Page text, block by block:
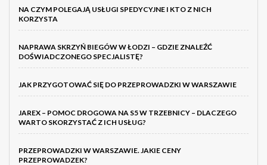
NA CZYM POLEGAJĄ USŁUGI SPEDYCYJNE I KTO Z NICH
KORZYSTA
NAPRAWA SKRZYŃ BIEGÓW W ŁODZI – GDZIE ZNALEŹĆ
DOŚWIADCZONEGO SPECJALISTĘ?
JAK PRZYGOTOWAĆ SIĘ DO PRZEPROWADZKI W WARSZAWIE
JAREX – POMOC DROGOWA NA S5 W TRZEBNICY – DLACZEGO
WARTO SKORZYSTAĆ Z ICH USŁUG?
PRZEPROWADZKI W WARSZAWIE. JAKIE CENY
PRZEPROWADZEK?